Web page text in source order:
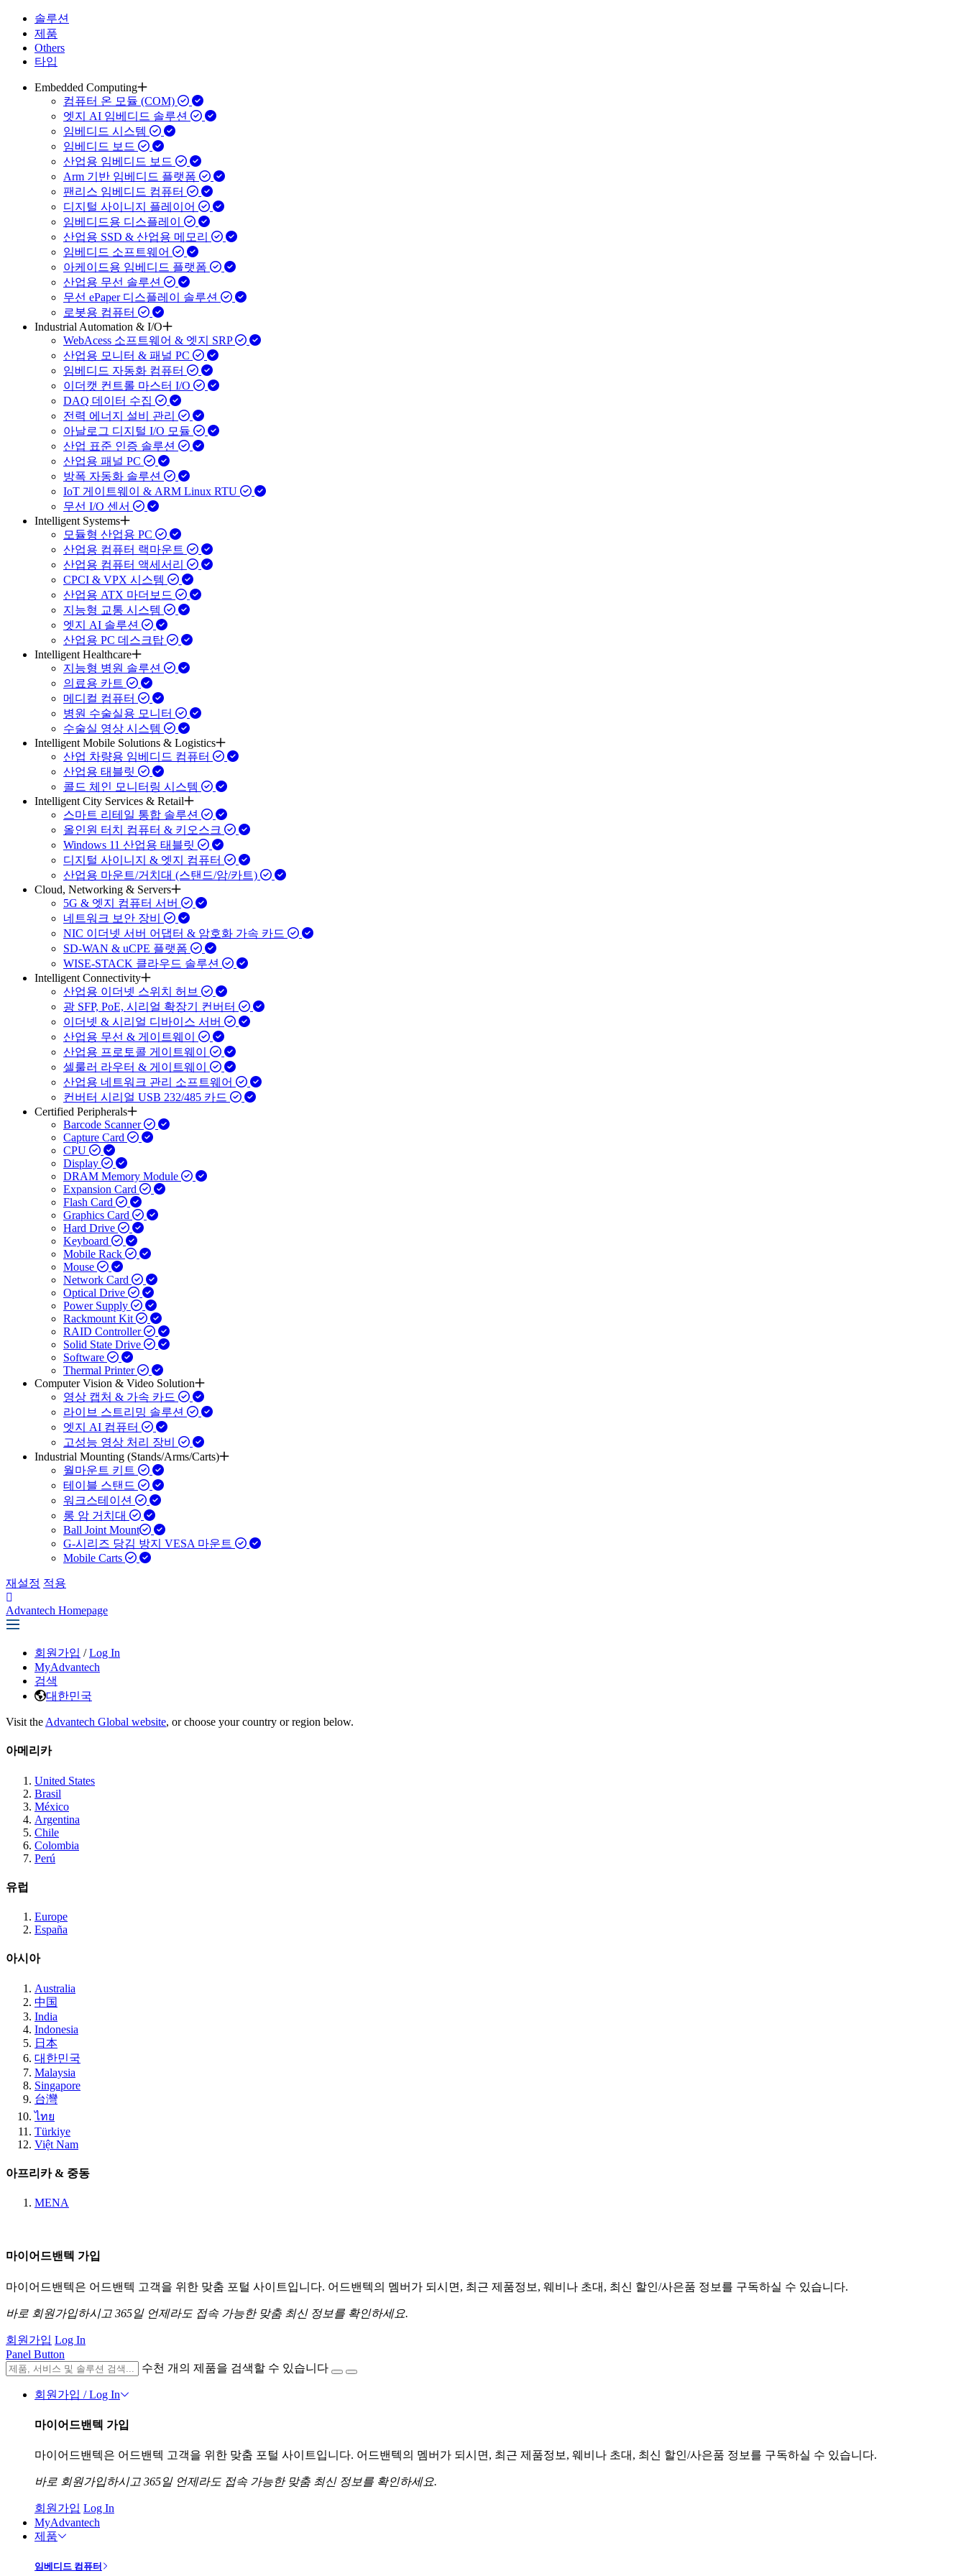
솔루션
제품
Others
타입
Embedded Computing
컴퓨터 온 모듈 (COM)
엣지 AI 임베디드 솔루션
임베디드 시스템
임베디드 보드
산업용 임베디드 보드
Arm 기반 임베디드 플랫폼
팬리스 임베디드 컴퓨터
디지털 사이니지 플레이어
임베디드용 디스플레이
산업용 SSD & 산업용 메모리
임베디드 소프트웨어
아케이드용 임베디드 플랫폼
산업용 무선 솔루션
무선 ePaper 디스플레이 솔루션
로봇용 컴퓨터
Industrial Automation & I/O
WebAcess 소프트웨어 & 엣지 SRP
산업용 모니터 & 패널 PC
임베디드 자동화 컴퓨터
이더캣 컨트롤 마스터 I/O
DAQ 데이터 수집
전력 에너지 설비 관리
아날로그 디지털 I/O 모듈
산업 표준 인증 솔루션
산업용 패널 PC
방폭 자동화 솔루션
IoT 게이트웨이 & ARM Linux RTU
무선 I/O 센서
Intelligent Systems
모듈형 산업용 PC
산업용 컴퓨터 랙마운트
산업용 컴퓨터 액세서리
CPCI & VPX 시스템
산업용 ATX 마더보드
지능형 교통 시스템
엣지 AI 솔루션
산업용 PC 데스크탑
Intelligent Healthcare
지능형 병원 솔루션
의료용 카트
메디컬 컴퓨터
병원 수술실용 모니터
수술실 영상 시스템
Intelligent Mobile Solutions & Logistics
산업 차량용 임베디드 컴퓨터
산업용 태블릿
콜드 체인 모니터링 시스템
Intelligent City Services & Retail
스마트 리테일 통합 솔루션
올인원 터치 컴퓨터 & 키오스크
Windows 11 산업용 태블릿
디지털 사이니지 & 엣지 컴퓨터
산업용 마운트/거치대 (스탠드/암/카트)
Cloud, Networking & Servers
5G & 엣지 컴퓨터 서버
네트워크 보안 장비
NIC 이더넷 서버 어댑터 & 암호화 가속 카드
SD-WAN & uCPE 플랫폼
WISE-STACK 클라우드 솔루션
Intelligent Connectivity
산업용 이더넷 스위치 허브
광 SFP, PoE, 시리얼 확장기 컨버터
이더넷 & 시리얼 디바이스 서버
산업용 무선 & 게이트웨이
산업용 프로토콜 게이트웨이
셀룰러 라우터 & 게이트웨이
산업용 네트워크 관리 소프트웨어
컨버터 시리얼 USB 232/485 카드
Certified Peripherals
Barcode Scanner
Capture Card
CPU
Display
DRAM Memory Module
Expansion Card
Flash Card
Graphics Card
Hard Drive
Keyboard
Mobile Rack
Mouse
Network Card
Optical Drive
Power Supply
Rackmount Kit
RAID Controller
Solid State Drive
Software
Thermal Printer
Computer Vision & Video Solution
영상 캡처 & 가속 카드
라이브 스트리밍 솔루션
엣지 AI 컴퓨터
고성능 영상 처리 장비
Industrial Mounting (Stands/Arms/Carts)
월마운트 키트
테이블 스탠드
워크스테이션
롱 암 거치대
Ball Joint Mount​
G-시리즈 당김 방지 VESA 마운트
Mobile Carts
재설정 적용
Advantech Homepage
회원가입 / Log In
MyAdvantech
검색
대한민국
Visit the Advantech Global website, or choose your country or region below.
아메리카
United States
Brasil
México
Argentina
Chile
Colombia
Perú
유럽
Europe
España
아시아
Australia
中国
India
Indonesia
日本
대한민국
Malaysia
Singapore
台灣
ไทย
Türkiye
Việt Nam
아프리카 & 중동
MENA
마이어드밴텍 가입
마이어드밴텍은 어드밴텍 고객을 위한 맞춤 포털 사이트입니다. 어드밴텍의 멤버가 되시면, 최근 제품정보, 웨비나 초대, 최신 할인/사은품 정보를 구독하실 수 있습니다.
바로 회원가입하시고 365일 언제라도 접속 가능한 맞춤 최신 정보를 확인하세요.
회원가입 Log In
Panel Button
수천 개의 제품을 검색할 수 있습니다
회원가입 / Log In
마이어드밴텍 가입
마이어드밴텍은 어드밴텍 고객을 위한 맞춤 포털 사이트입니다. 어드밴텍의 멤버가 되시면, 최근 제품정보, 웨비나 초대, 최신 할인/사은품 정보를 구독하실 수 있습니다.
바로 회원가입하시고 365일 언제라도 접속 가능한 맞춤 최신 정보를 확인하세요.
회원가입 Log In
MyAdvantech
제품
임베디드 컴퓨터